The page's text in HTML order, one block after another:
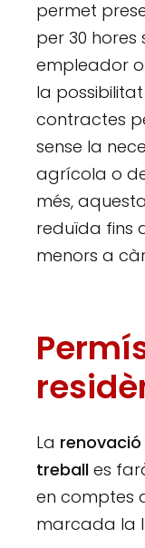
permet
per 30
empleador
la
contractes
sense la
agrícola o
més,
reduïda fins
menors a
La
treball es
en comptes
marcada la